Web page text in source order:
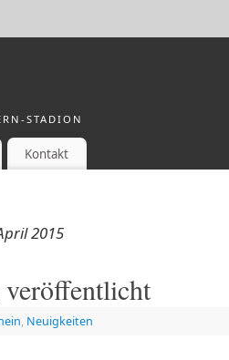
STADION
Kontakt
2015
, Neuigkeiten